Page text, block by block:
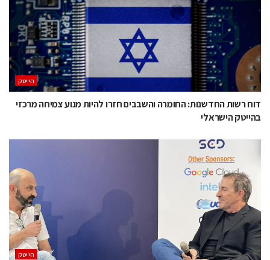
הייטק
דוח רשות החדשנות: החומרה והשבבים חזרו להיות מנוע צמיחה מרכזי
בהייטק הישראלי
הייטק